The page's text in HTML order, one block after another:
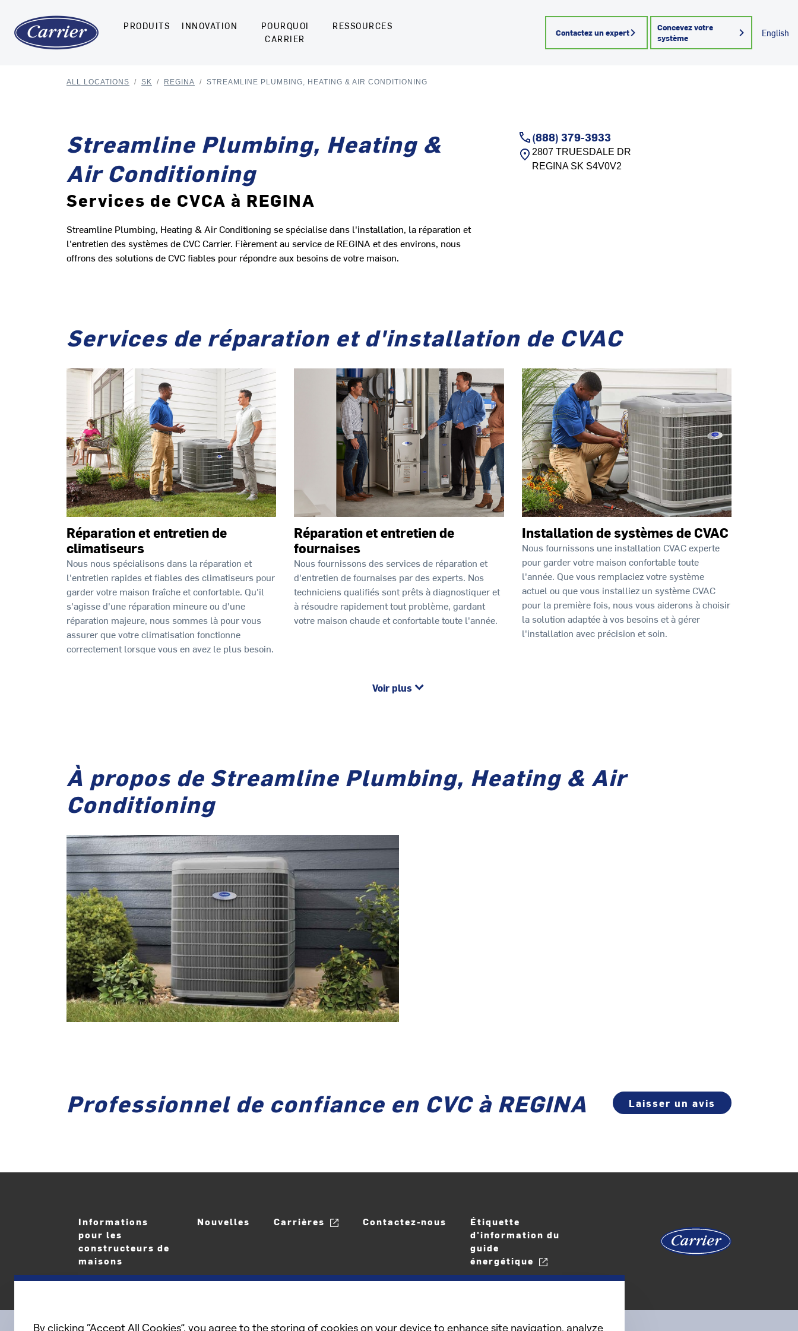
PRODUITS INNOVATION
POURQUOI
CARRIER
RESSOURCES
Contactez un expert
Concevez votre
système
English
ALL LOCATIONS / SK / REGINA / STREAMLINE PLUMBING, HEATING & AIR CONDITIONING
Streamline Plumbing, Heating &
Air Conditioning
Services de CVCA à REGINA
Streamline Plumbing, Heating & Air Conditioning se spécialise dans l'installation, la réparation et
l'entretien des systèmes de CVC Carrier. Fièrement au service de REGINA et des environs, nous
offrons des solutions de CVC fiables pour répondre aux besoins de votre maison.
(888) 379-3933
2807 TRUESDALE DR
REGINA SK S4V0V2
Services de réparation et d'installation de CVAC
Réparation et entretien de
climatiseurs
Nous nous spécialisons dans la réparation et
l'entretien rapides et fiables des climatiseurs pour
garder votre maison fraîche et confortable. Qu'il
s'agisse d'une réparation mineure ou d'une
réparation majeure, nous sommes là pour vous
assurer que votre climatisation fonctionne
correctement lorsque vous en avez le plus besoin.
Réparation et entretien de
fournaises
Nous fournissons des services de réparation et
d'entretien de fournaises par des experts. Nos
techniciens qualifiés sont prêts à diagnostiquer et
à résoudre rapidement tout problème, gardant
votre maison chaude et confortable toute l'année.
Installation de systèmes de CVAC
Nous fournissons une installation CVAC experte
pour garder votre maison confortable toute
l'année. Que vous remplaciez votre système
actuel ou que vous installiez un système CVAC
pour la première fois, nous vous aiderons à choisir
la solution adaptée à vos besoins et à gérer
l'installation avec précision et soin.
Voir plus
À propos de Streamline Plumbing, Heating & Air
Conditioning
Professionnel de confiance en CVC à REGINA Laisser un avis
Informations
pour les
constructeurs de
maisons
Nouvelles Carrières Contactez-nous
Étiquette
d'information du
guide
énergétique
By clicking “Accept All Cookies”, you agree to the storing of cookies on your device to enhance site navigation, analyze